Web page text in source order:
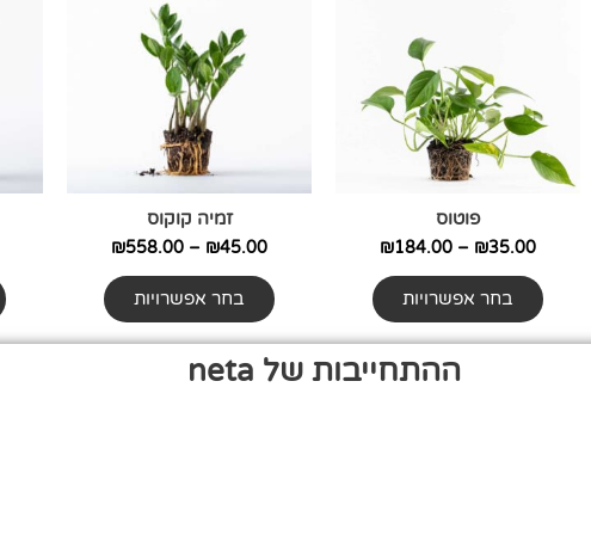
פוטוס
₪35.00
–
₪184.00
בחר אפשרויות
מספר
סוגים.
ניתן
לבחור
את
בעמוד
המוצר
זמיה קוקוס
₪45.00
–
₪558.00
בחר אפשרויות
יש
מספר
סוגים.
ניתן
לבחור
את
האפשרויות
בעמוד
המוצר
ההתחייבות של neta